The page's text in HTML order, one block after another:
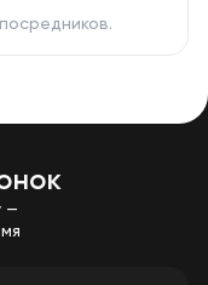
режиме.
документации на
—